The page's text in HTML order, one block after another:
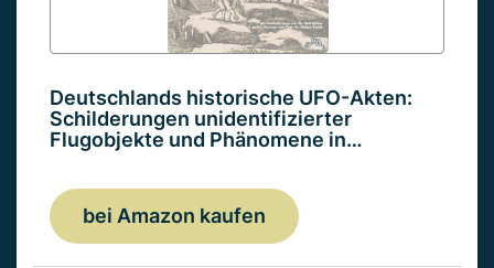
Deutschlands historische UFO-Akten:
Schilderungen unidentifizierter
Flugobjekte und Phänomene in…
bei Amazon kaufen